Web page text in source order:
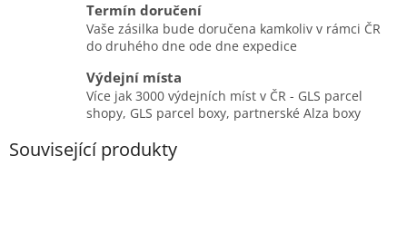
Termín doručení
Vaše zásilka bude doručena kamkoliv v rámci ČR
do druhého dne ode dne expedice
Výdejní místa
Více jak 3000 výdejních míst v ČR - GLS parcel
shopy, GLS parcel boxy, partnerské Alza boxy
Související produkty